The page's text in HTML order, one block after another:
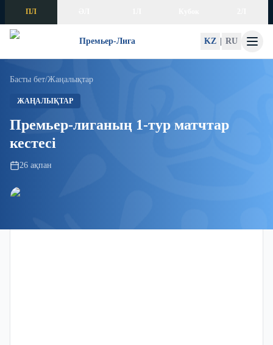
Skip to content
ПЛ
Премьер-Лига KZ RU
Басты бет/Жаңалықтар
ЖАҢАЛЫҚТАР
Премьер-лиганың 1-тур матчтар
кестесі
26 ақпан